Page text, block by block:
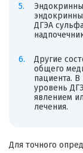
ДГЭА
Другие
общего
пациента.
уровень
явлением
лечения.
Для точного